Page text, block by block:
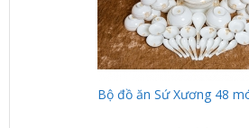
Bộ đồ ăn Sứ Xương 48